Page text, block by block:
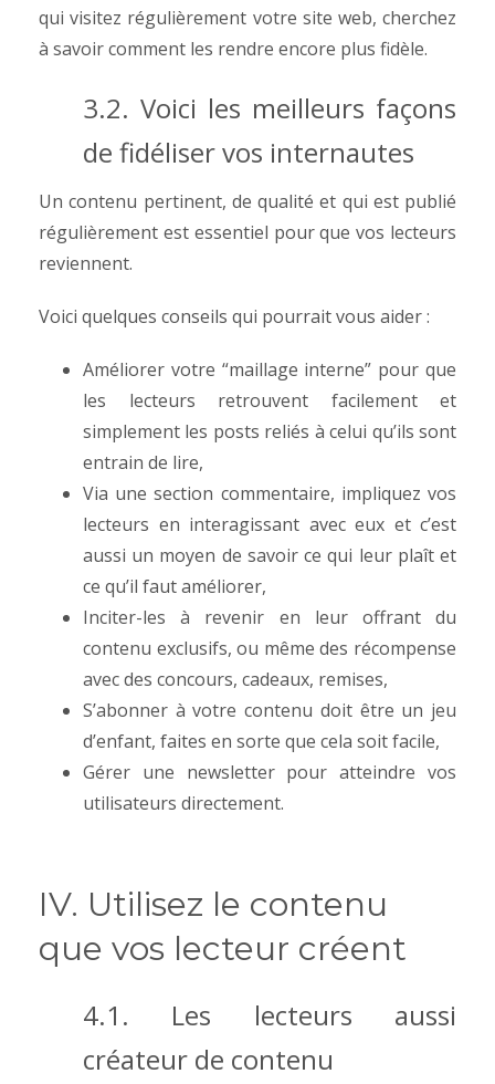
qui visitez régulièrement votre site web, cherchez
à savoir comment les rendre encore plus fidèle.
3.2. Voici les meilleurs façons
de fidéliser vos internautes
Un contenu pertinent, de qualité et qui est publié
régulièrement est essentiel pour que vos lecteurs
reviennent.
Voici quelques conseils qui pourrait vous aider :
Améliorer votre “maillage interne” pour que
les lecteurs retrouvent facilement et
simplement les posts reliés à celui qu’ils sont
entrain de lire,
Via une section commentaire, impliquez vos
lecteurs en interagissant avec eux et c’est
aussi un moyen de savoir ce qui leur plaît et
ce qu’il faut améliorer,
Inciter-les à revenir en leur offrant du
contenu exclusifs, ou même des récompense
avec des concours, cadeaux, remises,
S’abonner à votre contenu doit être un jeu
d’enfant, faites en sorte que cela soit facile,
Gérer une newsletter pour atteindre vos
utilisateurs directement.
IV. Utilisez le contenu
que vos lecteur créent
4.1. Les lecteurs aussi
créateur de contenu